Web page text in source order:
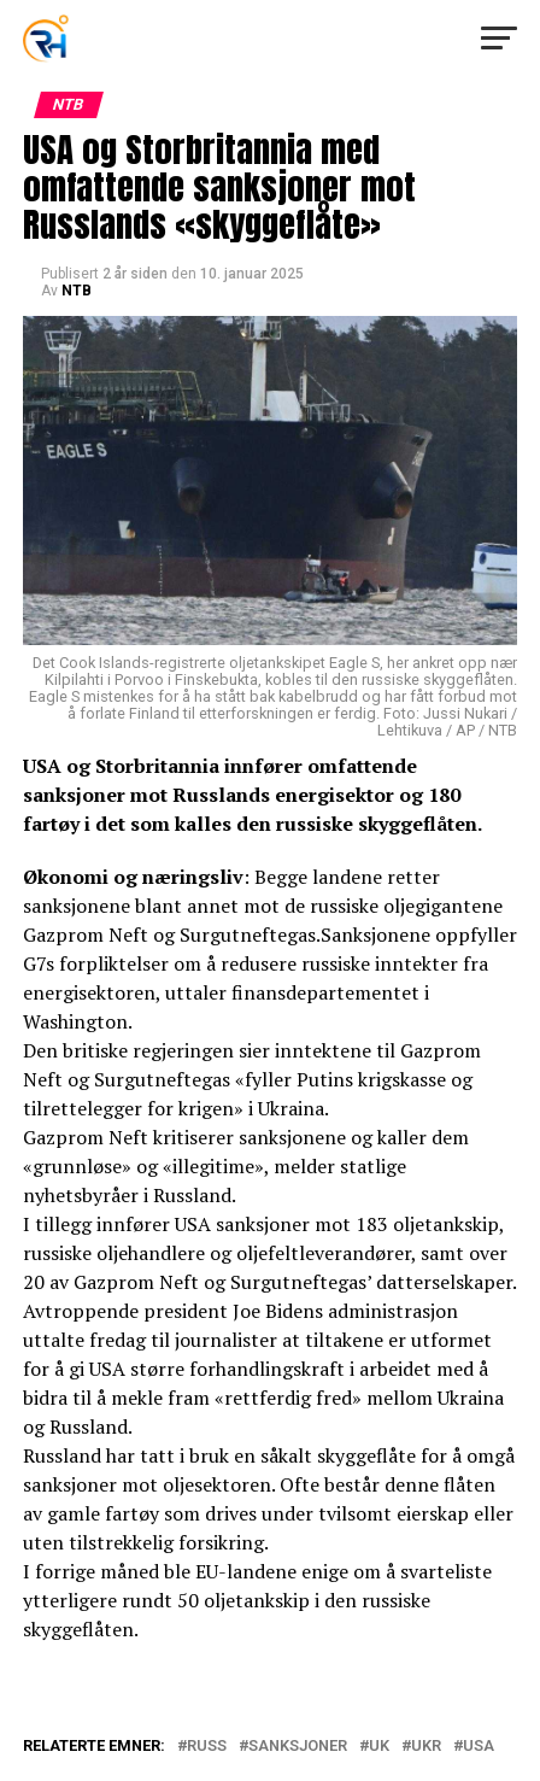
NTB
USA og Storbritannia med
omfattende sanksjoner mot
Russlands «skyggeflåte»
Publisert 2 år siden den 10. januar 2025
Av NTB
Det Cook Islands-registrerte oljetankskipet Eagle S, her ankret opp nær
Kilpilahti i Porvoo i Finskebukta, kobles til den russiske skyggeflåten.
Eagle S mistenkes for å ha stått bak kabelbrudd og har fått forbud mot
å forlate Finland til etterforskningen er ferdig. Foto: Jussi Nukari /
Lehtikuva / AP / NTB
USA og Storbritannia innfører omfattende
sanksjoner mot Russlands energisektor og 180
fartøy i det som kalles den russiske skyggeflåten.
Økonomi og næringsliv: Begge landene retter
sanksjonene blant annet mot de russiske oljegigantene
Gazprom Neft og Surgutneftegas.Sanksjonene oppfyller
G7s forpliktelser om å redusere russiske inntekter fra
energisektoren, uttaler finansdepartementet i
Washington.
Den britiske regjeringen sier inntektene til Gazprom
Neft og Surgutneftegas «fyller Putins krigskasse og
tilrettelegger for krigen» i Ukraina.
Gazprom Neft kritiserer sanksjonene og kaller dem
«grunnløse» og «illegitime», melder statlige
nyhetsbyråer i Russland.
I tillegg innfører USA sanksjoner mot 183 oljetankskip,
russiske oljehandlere og oljefeltleverandører, samt over
20 av Gazprom Neft og Surgutneftegas’ datterselskaper.
Avtroppende president Joe Bidens administrasjon
uttalte fredag til journalister at tiltakene er utformet
for å gi USA større forhandlingskraft i arbeidet med å
bidra til å mekle fram «rettferdig fred» mellom Ukraina
og Russland.
Russland har tatt i bruk en såkalt skyggeflåte for å omgå
sanksjoner mot oljesektoren. Ofte består denne flåten
av gamle fartøy som drives under tvilsomt eierskap eller
uten tilstrekkelig forsikring.
I forrige måned ble EU-landene enige om å svarteliste
ytterligere rundt 50 oljetankskip i den russiske
skyggeflåten.
RELATERTE EMNER: RUSS SANKSJONER UK UKR USA